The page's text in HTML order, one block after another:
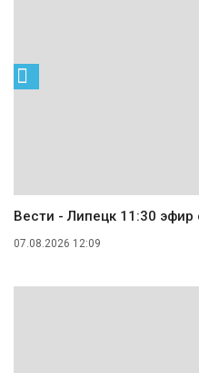
Вести - Липецк 11:30 эфир
07.08.2026 12:09